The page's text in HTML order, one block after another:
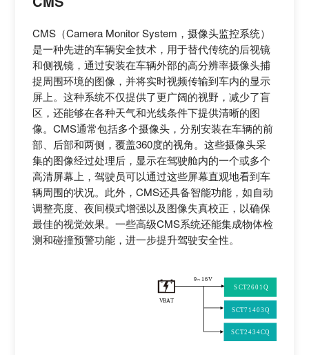
CMS（Camera Monitor System，摄像头监控系统）
是一种先进的车辆安全技术，用于替代传统的后视镜
和侧视镜，通过安装在车辆外部的高分辨率摄像头捕
捉周围环境的图像，并将实时视频传输到车内的显示
屏上。这种系统不仅提供了更广阔的视野，减少了盲
区，还能够在各种天气和光线条件下提供清晰的图
像。CMS通常包括多个摄像头，分别安装在车辆的前
部、后部和两侧，覆盖360度的视角。这些摄像头采
集的图像经过处理后，显示在驾驶舱内的一个或多个
高清屏幕上，驾驶员可以通过这些屏幕直观地看到车
辆周围的状况。此外，CMS还具备智能功能，如自动
调整亮度、夜间模式增强以及图像失真校正，以确保
最佳的视觉效果。一些高级CMS系统还能集成物体检
测和碰撞预警功能，进一步提升驾驶安全性。
V BAT
SCT2601Q
SCT2434CQ
9~16V
SCT71403Q